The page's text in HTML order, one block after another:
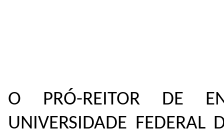
O PRÓ-REITOR DE
UNIVERSIDADE FEDERAL